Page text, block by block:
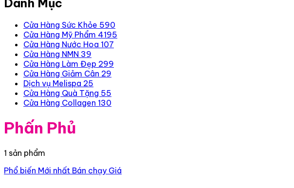
Cửa Hàng Sức Khỏe 590
Cửa Hàng Mỹ Phẩm 4195
Cửa Hàng Nước Hoa 107
Cửa Hàng NMN 39
Cửa Hàng Làm Đẹp 299
Cửa Hàng Giảm Cân 29
Dịch vụ Melispa 25
Cửa Hàng Quà Tặng 55
Cửa Hàng Collagen 130
Phấn Phủ
1 sản phẩm
Phổ biến Mới nhất Bán chạy Giá